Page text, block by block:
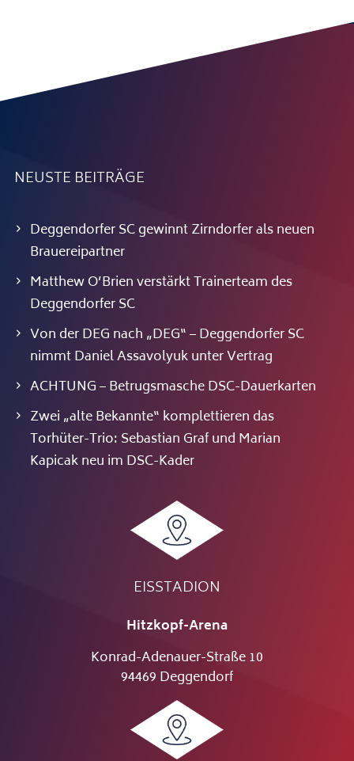
NEUSTE BEITRÄGE
Deggendorfer SC gewinnt Zirndorfer als neuen
Brauereipartner
Matthew O’Brien verstärkt Trainerteam des
Deggendorfer SC
Von der DEG nach „DEG“ – Deggendorfer SC
nimmt Daniel Assavolyuk unter Vertrag
ACHTUNG – Betrugsmasche DSC-Dauerkarten
Zwei „alte Bekannte“ komplettieren das
Torhüter-Trio: Sebastian Graf und Marian
Kapicak neu im DSC-Kader
EISSTADION
Hitzkopf-Arena
Konrad-Adenauer-Straße 10
94469 Deggendorf